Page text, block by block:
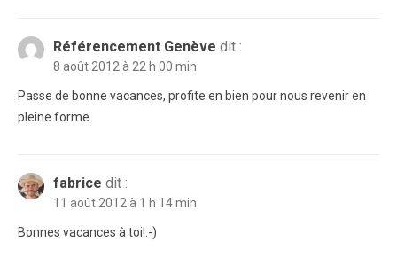
Référencement Genève dit :
8 août 2012 à 22 h 00 min
Passe de bonne vacances, profite en bien pour nous revenir en
pleine forme.
fabrice dit :
11 août 2012 à 1 h 14 min
Bonnes vacances à toi!:-)